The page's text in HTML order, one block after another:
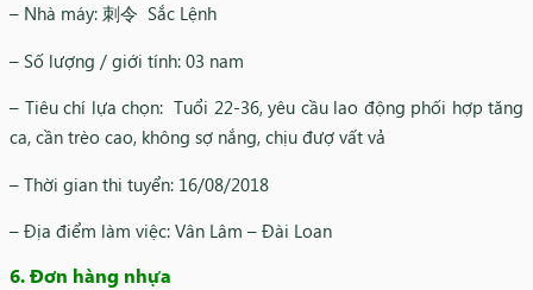
– Nhà máy: 刺令 Sắc Lệnh
– Số lượng / giới tính: 03 nam
– Tiêu chí lựa chọn: Tuổi 22-36, yêu cầu lao động phối hợp tăng
ca, cần trèo cao, không sợ nắng, chịu đượ vất vả
– Thời gian thi tuyển: 16/08/2018
– Địa điểm làm việc: Vân Lâm – Đài Loan
6. Đơn hàng nhựa